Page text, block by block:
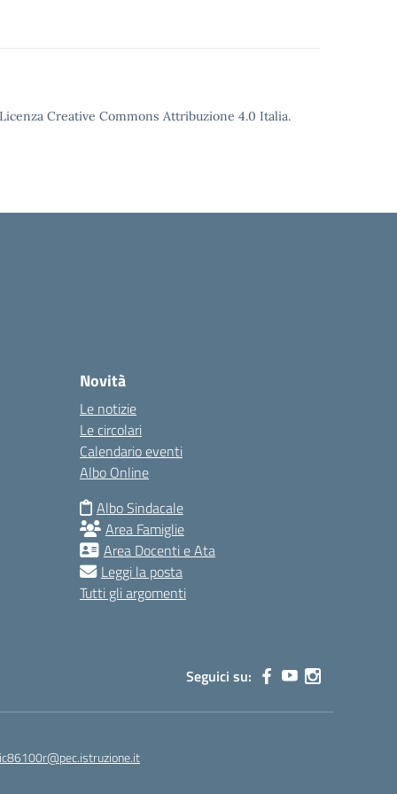
Creative Commons Attribuzione 4.0 Italia.
Novità
Le notizie
Le circolari
Calendario eventi
Albo Online
Albo Sindacale
Area Famiglie
Area Docenti e Ata
Leggi la posta
Tutti gli argomenti
Seguici su: